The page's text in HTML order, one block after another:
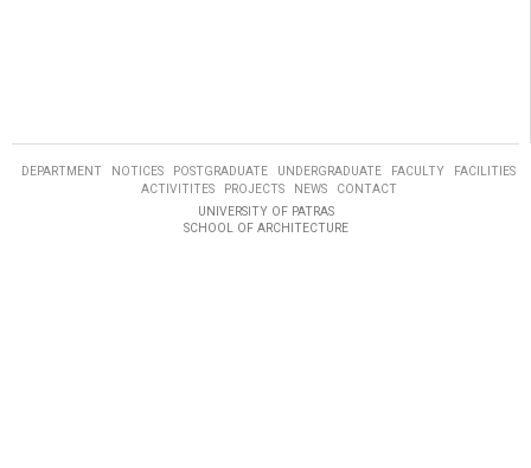
DEPARTMENT NOTICES POSTGRADUATE UNDERGRADUATE FACULTY
FACILITIES
ACTIVITITES
PROJECTS NEWS
CONTACT
UNIVERSITY OF PATRAS
SCHOOL OF ARCHITECTURE